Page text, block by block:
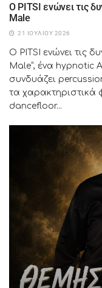
Ο PITSI ενώνει τις
Male
21 ΙΟΥΛΊΟΥ 2026
Ο PITSI ενώνει τις
Male”, ένα hypnotic
συνδυάζει
τα χαρακτηριστικά
dancefloor...